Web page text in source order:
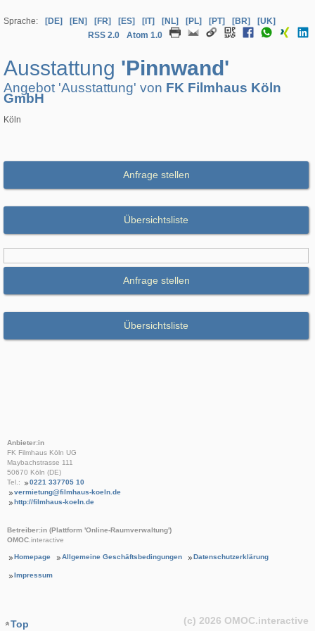
Sprache: [DE] [EN] [FR] [ES] [IT] [NL] [PL] [PT] [BR]
[UK]
RSS 2.0
Atom 1.0
Ausstattung 'Pinnwand'
Angebot 'Ausstattung' von FK Filmhaus Köln
GmbH
Köln
Anfrage stellen
Übersichtsliste
Anfrage stellen
Übersichtsliste
Anbieter:in
FK Filmhaus Köln UG
Maybachstrasse 111
50670 Köln (DE)
Tel.:
0221 337705 10
vermietung@filmhaus-koeln.de
http://filmhaus-koeln.de
Betreiber:in (Plattform 'Online-Raumverwaltung')
OMOC.interactive
Homepage Allgemeine Geschäftsbedingungen Datenschutzerklärung
Impressum
Top (c) 2026 OMOC.interactive